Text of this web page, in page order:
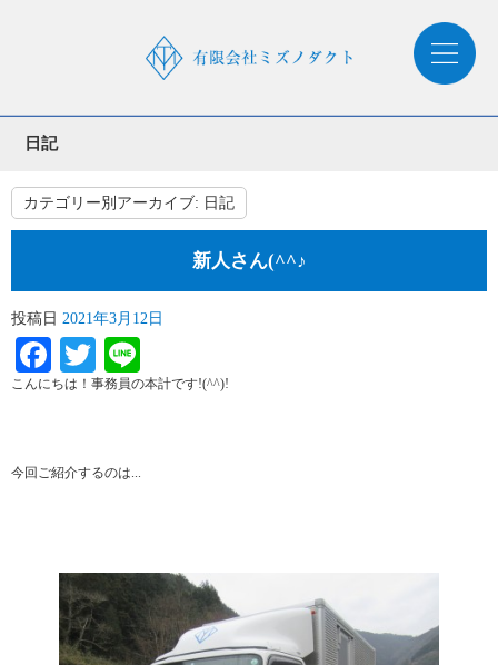
日記
カテゴリー別アーカイブ: 日記
新人さん(^^♪
投稿日 2021年3月12日
Facebook
Twitter
こんにちは！事務員の本計です!(^^)!
今回ご紹介するのは...